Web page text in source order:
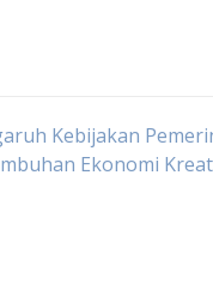
Kebijakan
Ekonomi